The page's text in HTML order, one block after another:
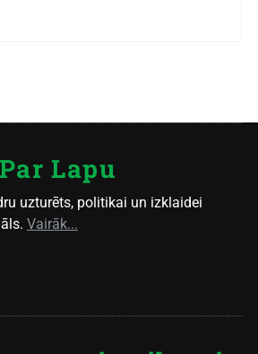
Par Lapu
uzturēts, politikai un izklaidei
Vairāk...